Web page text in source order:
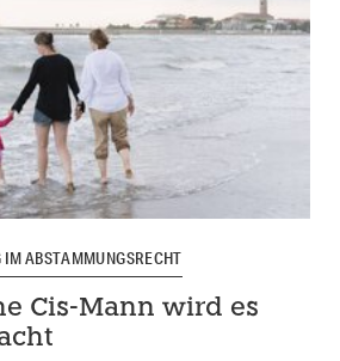
ABSTAMMUNGSRECHT
Cis-Mann wird es